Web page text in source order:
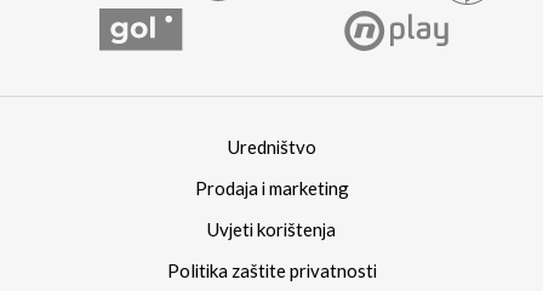
Uredništvo
Prodaja i marketing
Uvjeti korištenja
Politika zaštite privatnosti